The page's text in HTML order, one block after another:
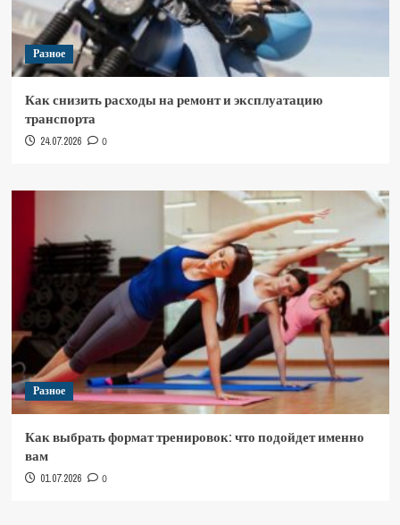
Разное
Как снизить расходы на ремонт и эксплуатацию
транспорта
24.07.2026 0
Разное
Как выбрать формат тренировок: что подойдет именно
вам
01.07.2026 0